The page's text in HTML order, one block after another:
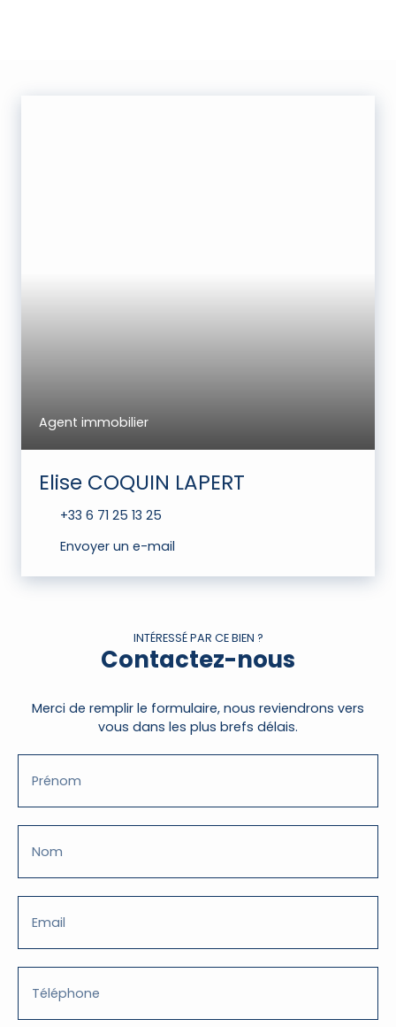
Agent immobilier
Elise COQUIN LAPERT
+33 6 71 25 13 25
Envoyer un e-mail
INTÉRESSÉ PAR CE BIEN ?
Contactez-nous
Merci de remplir le formulaire, nous reviendrons vers
vous dans les plus brefs délais.
Prénom
Nom
Email
Téléphone